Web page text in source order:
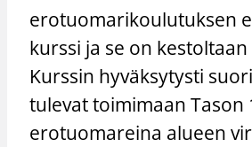
erotuomarikoulutuksen
kurssi ja se on
Kurssin hyväksytysti
tulevat toimimaan Tason
erotuomareina alueen